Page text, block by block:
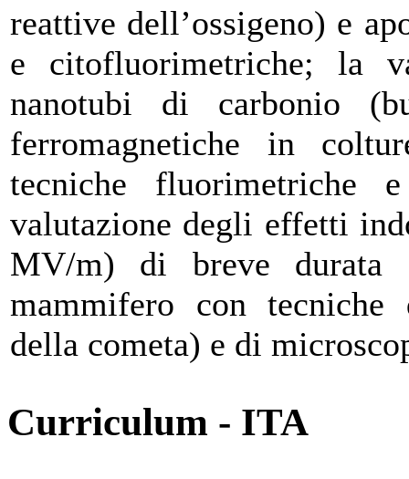
reattive dell’ossigeno) e
e citofluorimetriche; la
nanotubi di carbonio
ferromagnetiche in
tecniche fluorimetriche
valutazione degli effetti
MV/m) di breve durata
mammifero con tecniche
della cometa) e di
Curriculum - ITA